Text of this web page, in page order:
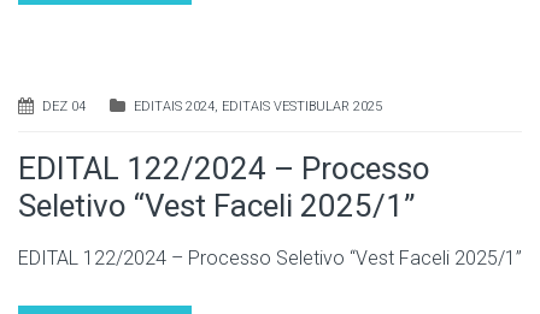
DEZ 04 EDITAIS 2024, EDITAIS VESTIBULAR 2025
EDITAL 122/2024 – Processo
Seletivo “Vest Faceli 2025/1”
EDITAL 122/2024 – Processo Seletivo “Vest Faceli 2025/1”